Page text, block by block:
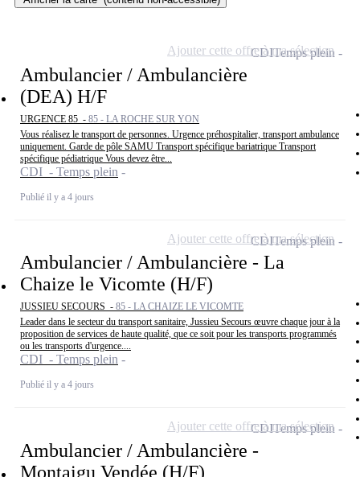
Ambulancier / Ambulancière
(DEA) H/F
URGENCE 85 - 85 - LA ROCHE SUR YON
Vous réalisez le transport de personnes. Urgence préhospitalier, transport ambulance
uniquement. Garde de pôle SAMU Transport spécifique bariatrique Transport
spécifique pédiatrique Vous devez être...
CDI - Temps plein
Publié il y a 4 jours
CDITemps plein
Ajouter cette offre à ma sélection
Ambulancier / Ambulancière - La
Chaize le Vicomte (H/F)
JUSSIEU SECOURS - 85 - LA CHAIZE LE VICOMTE
Leader dans le secteur du transport sanitaire, Jussieu Secours œuvre chaque jour à la
proposition de services de haute qualité, que ce soit pour les transports programmés
ou les transports d'urgence....
CDI - Temps plein
Publié il y a 4 jours
CDITemps plein
Ajouter cette offre à ma sélection
Ambulancier / Ambulancière -
Montaigu Vendée (H/F)
CDITemps plein
Ajouter cette offre à ma sélection